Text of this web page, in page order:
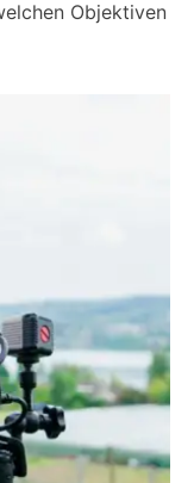
Objektiven